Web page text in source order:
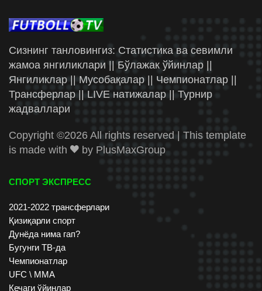
Сизнинг танловингиз: Статистика ва севимли
жамоа янгиликлари || Бўлажак ўйинлар ||
Янгиликлар || Мусобақалар || Чемпионатлар ||
Трансферлар || LIVE натижалар || Турнир
жадваллари
Copyright ©2026 All rights reserved | This template
is made with
by PlusMaxGroup
СПОРТ ЭКСПРЕСС
2021-2022 трансферлари
Қизиқарли спорт
Дунёда нима гап?
Бугунги ТВ-да
Чемпионатлар
UFC \ ММА
Кечаги ўйинлар